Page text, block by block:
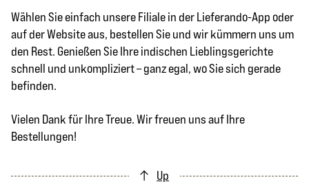
Wählen Sie einfach unsere Filiale in der Lieferando-App oder
auf der Website aus, bestellen Sie und wir kümmern uns um
den Rest. Genießen Sie Ihre indischen Lieblingsgerichte
schnell und unkompliziert – ganz egal, wo Sie sich gerade
befinden.
Vielen Dank für Ihre Treue. Wir freuen uns auf Ihre
Bestellungen!
Up